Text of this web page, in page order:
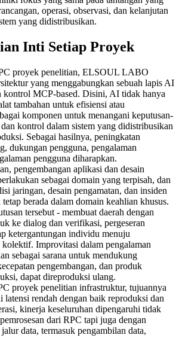
operasi, observasi, dan kelanjutan
yang didistribusikan.
Inti Setiap Proyek
proyek penelitian, ELSOUL LABO
yang menggabungkan sebuah lapis AI
kontrol MCP-based. Disini, AI tidak hanya
tambahan untuk efisiensi atau
komponen untuk menangani keputusan-
kontrol dalam sistem yang didistribusikan
Sebagai hasilnya, peningkatan
dukungan pengguna, pengalaman
pengguna diharapkan.
pengembangan aplikasi dan desain
sebagai domain yang terpisah, dan
jaringan, desain pengamatan, dan insiden
berada dalam domain keahlian khusus.
tersebut - membuat daerah dengan
ke dialog dan verifikasi, pergeseran
ketergantungan individu menuju
kolektif. Improvitasi dalam pengalaman
sebagai sarana untuk mendukung
pengembangan, dan produk
dapat direproduksi ulang.
proyek penelitian infrastruktur, tujuannya
latensi rendah dengan baik reproduksi dan
kinerja keseluruhan dipengaruhi tidak
dari RPC tapi juga dengan
data, termasuk pengambilan data,